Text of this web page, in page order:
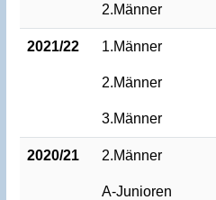
2.Männer
2021/22 1.Männer
2.Männer
3.Männer
2020/21 2.Männer
A-Junioren